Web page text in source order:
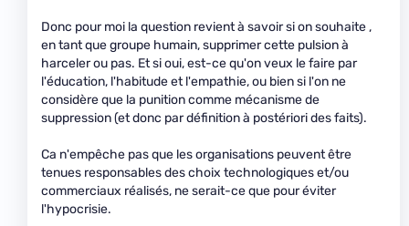
Donc pour moi la question revient à savoir si on souhaite ,
en tant que groupe humain, supprimer cette pulsion à
harceler ou pas. Et si oui, est-ce qu'on veux le faire par
l'éducation, l'habitude et l'empathie, ou bien si l'on ne
considère que la punition comme mécanisme de
suppression (et donc par définition à postériori des faits).
Ca n'empêche pas que les organisations peuvent être
tenues responsables des choix technologiques et/ou
commerciaux réalisés, ne serait-ce que pour éviter
l'hypocrisie.